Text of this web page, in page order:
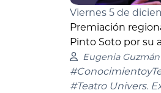
Viernes 5 de
Premiación
Pinto Soto por su
Eugenia Guzmán
#Teatro Univers.